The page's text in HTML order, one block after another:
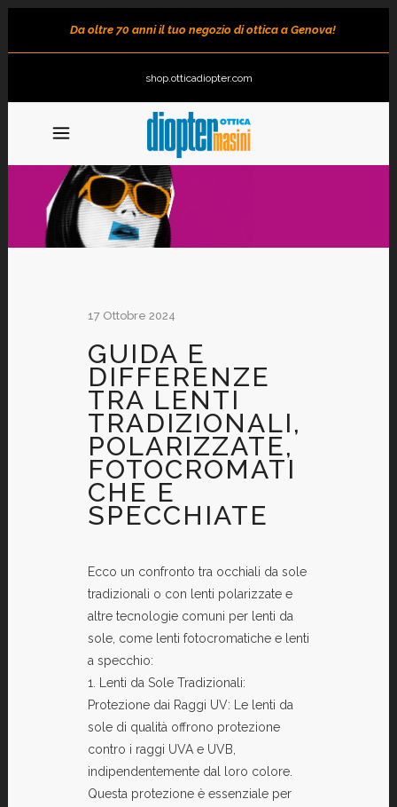
Da oltre 70 anni il tuo negozio di ottica a Genova!
shop.otticadiopter.com
17 Ottobre 2024
GUIDA E
DIFFERENZE
TRA LENTI
TRADIZIONALI,
POLARIZZATE,
FOTOCROMATI
CHE E
SPECCHIATE
Ecco un confronto tra occhiali da sole
tradizionali o con lenti polarizzate e
altre tecnologie comuni per lenti da
sole, come lenti fotocromatiche e lenti
a specchio:
1. Lenti da Sole Tradizionali:
Protezione dai Raggi UV: Le lenti da
sole di qualità offrono protezione
contro i raggi UVA e UVB,
indipendentemente dal loro colore.
Questa protezione è essenziale per